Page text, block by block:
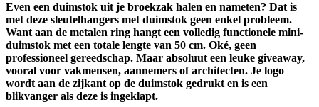
Even een duimstok uit je broekzak halen en nameten? Dat is
met deze sleutelhangers met duimstok geen enkel probleem.
Want aan de metalen ring hangt een volledig functionele mini-
duimstok met een totale lengte van 50 cm. Oké, geen
professioneel gereedschap. Maar absoluut een leuke giveaway,
vooral voor vakmensen, aannemers of architecten. Je logo
wordt aan de zijkant op de duimstok gedrukt en is een
blikvanger als deze is ingeklapt.